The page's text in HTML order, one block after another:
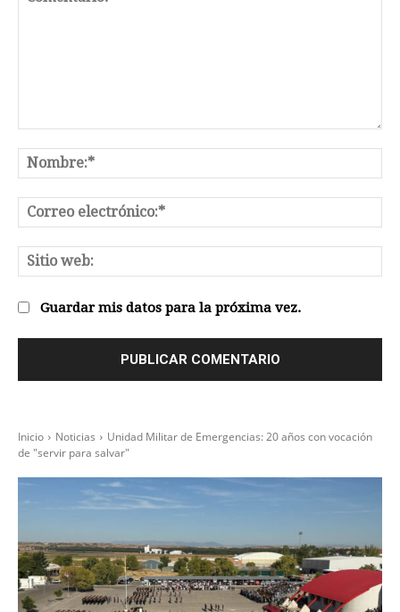
Guardar mis datos para la próxima vez.